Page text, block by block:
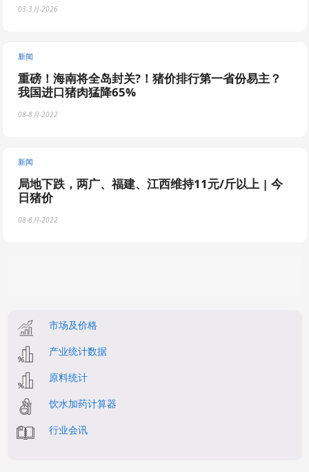
03-3月-2026
新闻
重磅！海南将全岛封关?！猪价排行第一省份易主？
我国进口猪肉猛降65%
08-8月-2022
新闻
局地下跌，两广、福建、江西维持11元/斤以上 | 今
日猪价
08-8月-2022
市场及价格
产业统计数据
原料统计
饮水加药计算器
行业会讯